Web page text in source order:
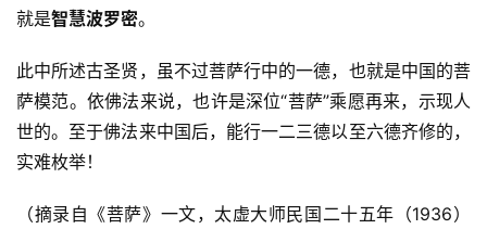
资
就是智慧波罗密。
此中所述古圣贤，虽不过菩萨行中的一德，也就是中国的菩
萨模范。依佛法来说，也许是深位“菩萨”乘愿再来，示现人
世的。至于佛法来中国后，能行一二三德以至六德齐修的，
实难枚举！
（摘录自《菩萨》一文，太虚大师民国二十五年（1936）